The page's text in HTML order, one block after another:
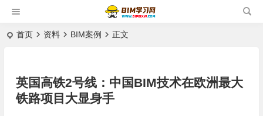
首页 资料 BIM案例 正文
英国高铁2号线：中国BIM技术在欧洲最大
铁路项目大显身手